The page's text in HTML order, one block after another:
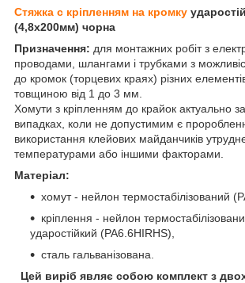
Стяжка с кріпленням на кромку
(4,8х200мм) чорна
Призначення: для монтажних робіт з
проводами, шлангами і трубками з
до кромок (торцевих краях) різних
товщиною від 1 до 3 мм.
Хомути з кріпленням до крайок актуально
випадках, коли не допустимим є
використання клейових майданчиків
температурами або іншими факторами.
Матеріал:
хомут - нейлон термостабілізований
кріплення - нейлон
ударостійкий (РА6.6HIRHS),
сталь гальванізована.
Цей виріб являє собою комплект з